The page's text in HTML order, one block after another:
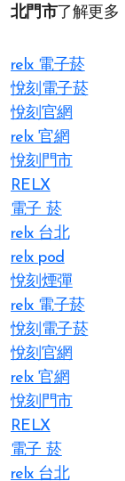
北門市了解更多
relx 電子菸
悅刻電子菸
悅刻官網
relx 官網
悅刻門市
RELX
電子 菸
relx 台北
relx pod
悅刻煙彈
relx 電子菸
悅刻電子菸
悅刻官網
relx 官網
悅刻門市
RELX
電子 菸
relx 台北